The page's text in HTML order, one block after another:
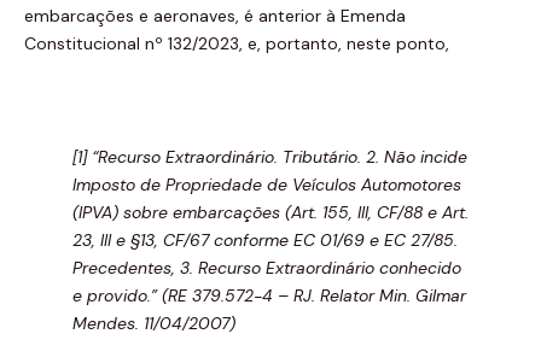
embarcações e aeronaves, é anterior à Emenda
Constitucional nº 132/2023, e, portanto, neste ponto,
[1] “Recurso Extraordinário. Tributário. 2. Não incide
Imposto de Propriedade de Veículos Automotores
(IPVA) sobre embarcações (Art. 155, III, CF/88 e Art.
23, III e §13, CF/67 conforme EC 01/69 e EC 27/85.
Precedentes, 3. Recurso Extraordinário conhecido
e provido.” (RE 379.572-4 – RJ. Relator Min. Gilmar
Mendes. 11/04/2007)